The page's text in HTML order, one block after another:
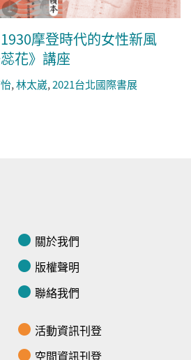
摩登時代的女性新風
花》講座
,林太崴,2021台北國際書展
關於我們
版權聲明
聯絡我們
活動資訊刊登
空間資訊刊登